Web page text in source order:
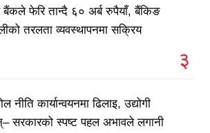
बैंकले फेरि तान्दै ६० अर्ब रुपैयाँ, बैंकिङ
तरलता व्यवस्थापनमा सक्रिय
३
नीति कार्यान्वयनमा ढिलाइ, उद्योगी
सरकारको स्पष्ट पहल अभावले लगानी